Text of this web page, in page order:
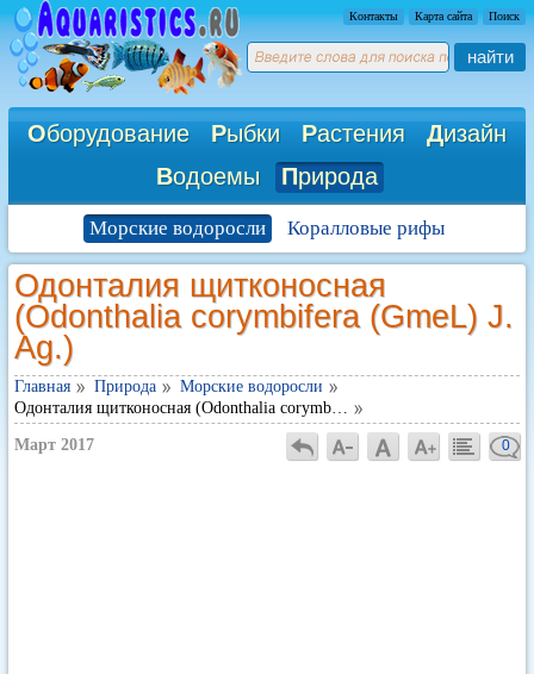
Контакты Карта сайта Поиск
найти
Оборудование Рыбки Растения Дизайн
Водоемы Природа
Морские водоросли Коралловые рифы
Одонталия щитконосная
(Odonthalia corymbifera (GmeL) J.
Ag.)
Главная Природа
Морские водоросли
Одонталия щитконосная (Odonthalia corymb…
Март 2017 0